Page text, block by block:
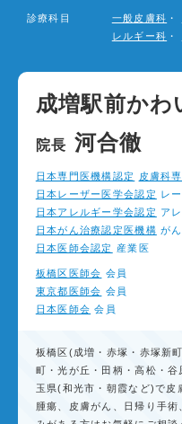
診療科目 一般皮膚科 ・
レルギー科 ・
成増駅前かわ
院長 河合徹
日本専門医機構認定
皮膚科
日本レーザー医学会認定 レ
日本アレルギー学会認定 ア
日本がん治療認定医機構 が
日本医師会認定
産業医
板橋区医師会 会員
東京都医師会 会員
日本医師会 会員
板橋区(成増・赤塚・赤塚新
町・光が丘・田柄・高松・
玉県(和光市・朝霞など)で皮
腫瘍、皮膚がん、日帰り手